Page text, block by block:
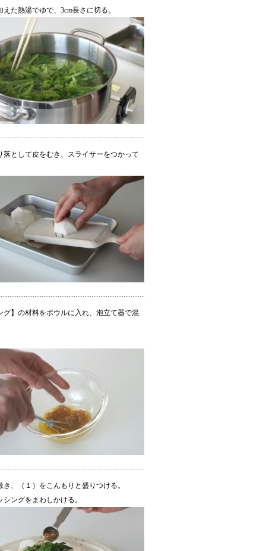
た熱湯でゆで、3cm長さに切る。
落として皮をむき、スライサーをつかって
グ】の材料をボウルに入れ、泡立て器で混
き、（１）をこんもりと盛りつける。
ングをまわしかける。